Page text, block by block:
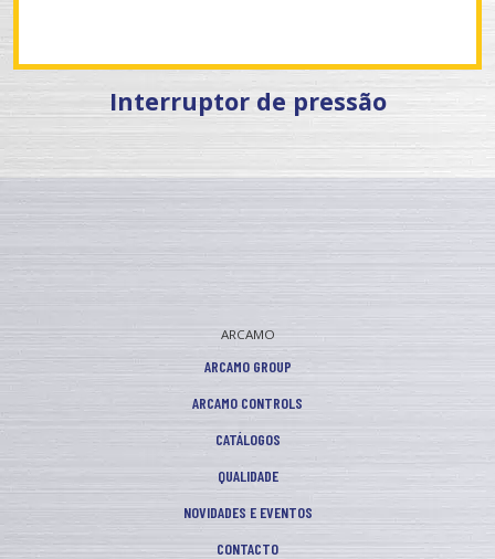
Interruptor de pressão
ARCAMO
ARCAMO GROUP
ARCAMO CONTROLS
CATÁLOGOS
QUALIDADE
NOVIDADES E EVENTOS
CONTACTO